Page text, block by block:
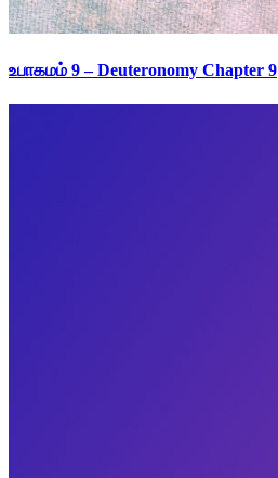
உபாகமம் 9 – Deuteronomy Chapter 9